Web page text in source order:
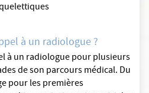
à un radiologue ?
à un radiologue pour plusieurs
de son parcours médical. Du
pour les premières